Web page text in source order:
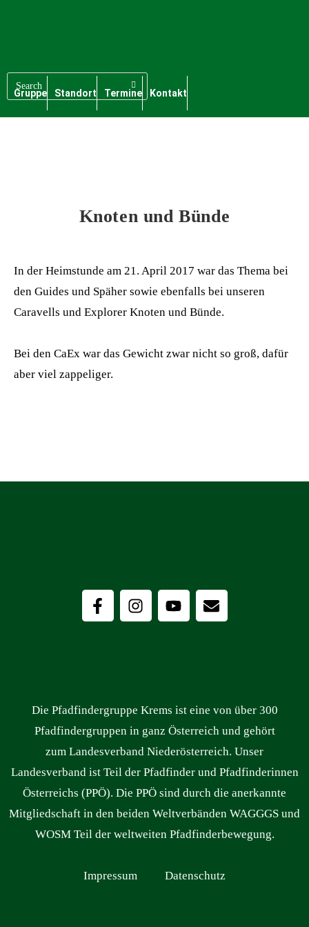
Gruppe Standort Termine Kontakt
Knoten und Bünde
In der Heimstunde am 21. April 2017 war das Thema bei
den Guides und Späher sowie ebenfalls bei unseren
Caravells und Explorer Knoten und Bünde.
Bei den CaEx war das Gewicht zwar nicht so groß, dafür
aber viel zappeliger.
Die Pfadfindergruppe Krems ist eine von über 300
Pfadfindergruppen in ganz Österreich und gehört
zum Landesverband Niederösterreich. Unser
Landesverband ist Teil der Pfadfinder und Pfadfinderinnen
Österreichs (PPÖ). Die PPÖ sind durch die anerkannte
Mitgliedschaft in den beiden Weltverbänden WAGGGS und
WOSM Teil der weltweiten Pfadfinderbewegung.
Impressum Datenschutz